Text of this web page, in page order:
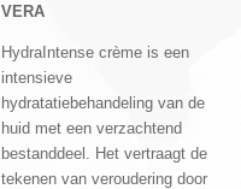
VERA
HydraIntense crème is een
intensieve
hydratatiebehandeling van de
huid met een verzachtend
bestanddeel. Het vertraagt ​​de
tekenen van veroudering door